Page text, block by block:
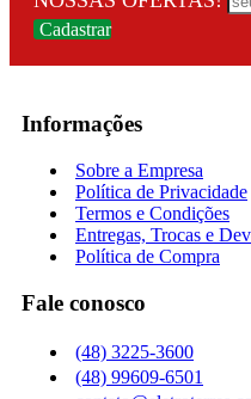
Cadastrar
Informações
Sobre a Empresa
Política de Privacidade
Termos e Condições
Entregas, Trocas e
Política de Compra
Fale conosco
(48) 3225-3600
(48) 99609-6501